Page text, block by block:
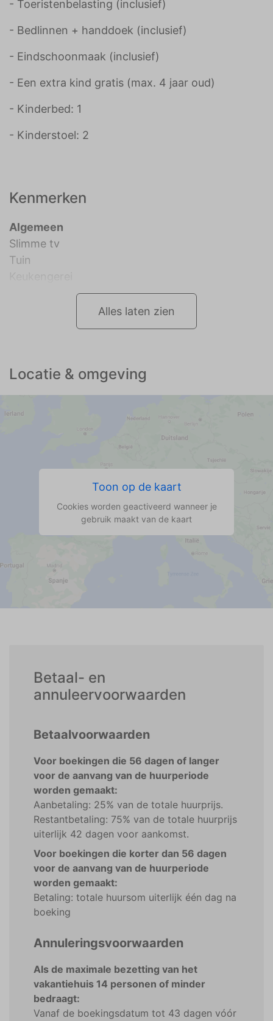
- Toeristenbelasting (inclusief)
- Bedlinnen + handdoek (inclusief)
- Eindschoonmaak (inclusief)
- Een extra kind gratis (max. 4 jaar oud)
- Kinderbed: 1
- Kinderstoel: 2
Kenmerken
Algemeen
Slimme tv
Tuin
Alles laten zien
Locatie & omgeving
Toon op de kaart
Cookies worden geactiveerd wanneer je
gebruik maakt van de kaart
Betaal- en
annuleervoorwaarden
Betaalvoorwaarden
Voor boekingen die 56 dagen of langer
voor de aanvang van de huurperiode
worden gemaakt:
Aanbetaling: 25% van de totale huurprijs.
Restantbetaling: 75% van de totale huurprijs
uiterlijk 42 dagen voor aankomst.
Voor boekingen die korter dan 56 dagen
voor de aanvang van de huurperiode
worden gemaakt:
Betaling: totale huursom uiterlijk één dag na
boeking
Annuleringsvoorwaarden
Als de maximale bezetting van het
vakantiehuis 14 personen of minder
bedraagt:
Vanaf de boekingsdatum tot 43 dagen vóór